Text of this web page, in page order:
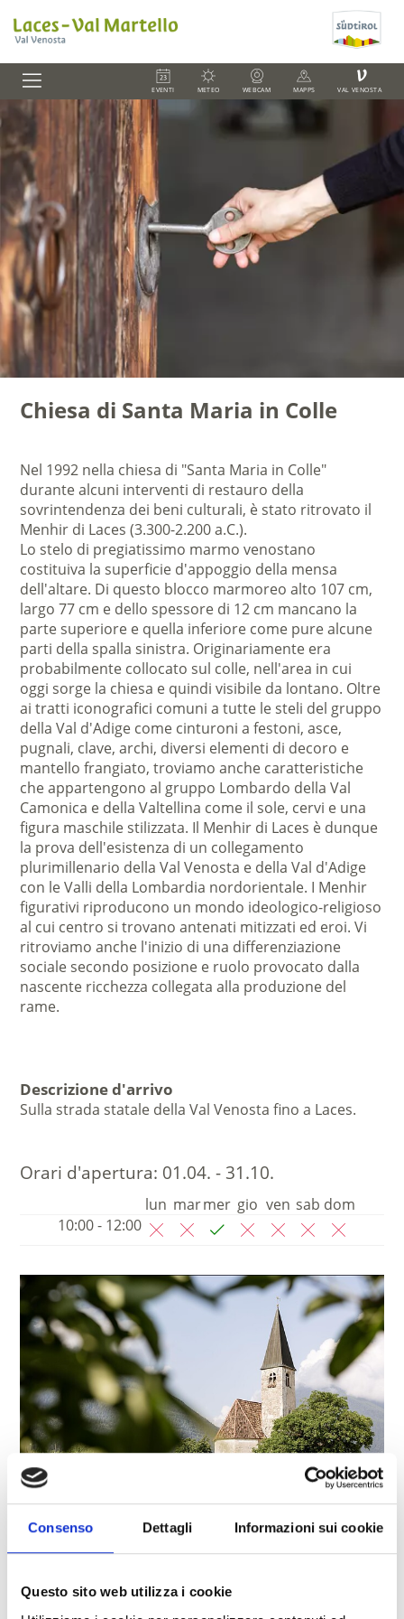
Consenso Dettagli Informazioni sui cookie
Questo sito web utilizza i cookie
EVENTI METEO WEBCAM MAPPS
V
VAL VENOSTA
Chiesa di Santa Maria in Colle
Nel 1992 nella chiesa di "Santa Maria in Colle"
durante alcuni interventi di restauro della
sovrintendenza dei beni culturali, è stato ritrovato il
Menhir di Laces (3.300-2.200 a.C.).
Lo stelo di pregiatissimo marmo venostano
costituiva la superficie d'appoggio della mensa
dell'altare. Di questo blocco marmoreo alto 107 cm,
largo 77 cm e dello spessore di 12 cm mancano la
parte superiore e quella inferiore come pure alcune
parti della spalla sinistra. Originariamente era
probabilmente collocato sul colle, nell'area in cui
oggi sorge la chiesa e quindi visibile da lontano. Oltre
ai tratti iconografici comuni a tutte le steli del gruppo
della Val d'Adige come cinturoni a festoni, asce,
pugnali, clave, archi, diversi elementi di decoro e
mantello frangiato, troviamo anche caratteristiche
che appartengono al gruppo Lombardo della Val
Camonica e della Valtellina come il sole, cervi e una
figura maschile stilizzata. Il Menhir di Laces è dunque
la prova dell'esistenza di un collegamento
plurimillenario della Val Venosta e della Val d'Adige
con le Valli della Lombardia nordorientale. I Menhir
figurativi riproducono un mondo ideologico-religioso
al cui centro si trovano antenati mitizzati ed eroi. Vi
ritroviamo anche l'inizio di una differenziazione
sociale secondo posizione e ruolo provocato dalla
nascente ricchezza collegata alla produzione del
rame.
Descrizione d'arrivo
Sulla strada statale della Val Venosta fino a Laces.
Orari d'apertura: 01.04. - 31.10.
lun marmer gio ven sab dom
10:00 - 12:00
Piazza Principale 14
39021Laces